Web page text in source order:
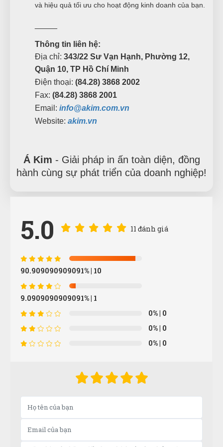
và hiệu quả tối ưu cho hoạt động kinh doanh của bạn.
Thông tin liên hệ:
Địa chỉ: 343/22 Sư Vạn Hạnh, Phường 12,
Quận 10, TP Hồ Chí Minh
Điện thoại: (84.28) 3868 2002
Fax: (84.28) 3868 2001
Email: info@akim.com.vn
Website: akim.vn
Á Kim - Giải pháp in ấn toàn diện, đồng
hành cùng sự phát triển của doanh nghiệp!
5.0 11 đánh giá
90.909090909091%| 10
9.0909090909091%| 1
0%| 0
0%| 0
0%| 0
TT
Tuyết Trang
(Đánh giá 1 năm trước)
Lại Thị Nhàn
Chất lượng sản phẩm tuyệt vời.Mọi người nên mua
nhé
XH
(Đánh giá 1 năm trước)
N
Nguyễn Tùng Dương
tôi rất khó trong việc lựa chọn bất kì sản phẩm hay